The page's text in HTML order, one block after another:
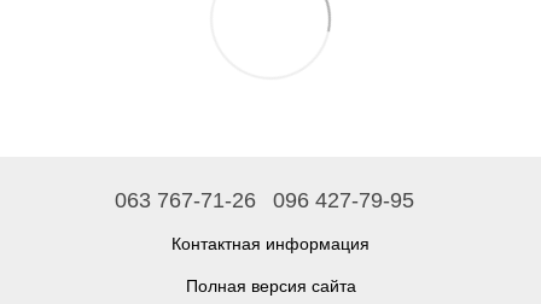
063 767-71-26 096 427-79-95
Контактная информация
Полная версия сайта